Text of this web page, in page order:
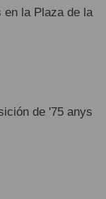
en la Plaza de la
de '75 anys